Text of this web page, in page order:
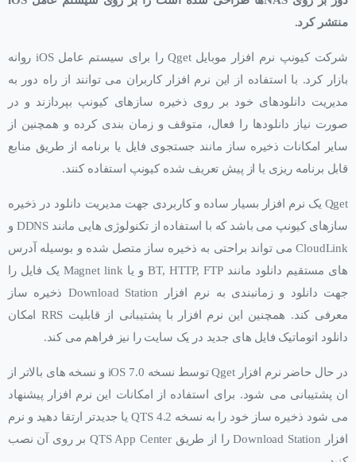
منتشر کرد.
شرکت کیونپ نرم افزار موبایل Qget را برای سیستم عامل iOS روانه
بازار کرد. با استفاده از این نرم افزار کاربران می توانند از راه دور به
مدیریت دانلودهای خود بر روی ذخیره سازهای کیونپ بپردازند و در
صورت نیاز دانلودها را فعال، متوقف و زمان بندی کرده و همچنین از
سایر امکانات ذخیره ساز مانند جستجوی فایل یا برنامه از طریق منابع
قابل برنامه ریزی یا از پیش تعریف شده کیونپ استفاده کنند.
Qget یک نرم افزار بسیار ساده و کاربردی جهت مدیریت دانلود در ذخیره
سازهای کیونپ می باشد که با استفاده از تکنولوژی هایی مانند DDNS و
CloudLink می تواند براحتی به ذخیره ساز متصل شده و بوسیله آدرس
های مستقیم دانلود مانند BT, HTTP, FTP و یا Magnet link یک فایل را
جهت دانلود و زمانبندی به نرم افزار Download Station ذخیره ساز
معرفی کند. همچنین این نرم افزار با پشتیبانی از قابلیت RRS امکان
دانلود اتوماتیک فایل های جدید در یک سایت را نیز فراهم می کند.
در حال حاضر نرم افزار Qget توسط نسخه iOS 7.0 و نسخه های بالاتر از
ان پشتیبانی می شود. برای استفاده از امکانات این نرم افزار پیشنهاد
می شود ذخیره ساز خود را به نسخه QTS 4.2 یا جدیدتر ارتقا دهید و نرم
افزار Download Station را از طریق QTS App Center بر روی آن نصب